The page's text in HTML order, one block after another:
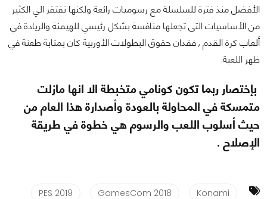
الأفضل منذ فترة للسلسلة مع رسوميات رائعة ولكنها تفتقر الي الكثير
من الأساسيات التى تجعلها منافسة بشكل رئيسي للهيمنة والريادة في
ألعاب كرة القدم , فقدان حقوق البطولات الأوربية كان بمثابة طعنة في
ظهر اللعبة.
بإختصار ربما تكون كونامي متخبطة الا انها مازلت
متمسكة في المحاولة بالعودة وأصدارة هذا العام من
حيث أسلوب اللعب والرسوم هي خطوة في طريقة
الإصلاح .
Konami
GamesCom 2018
PES 2019